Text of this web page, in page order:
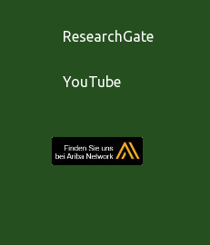
ResearchGate
YouTube